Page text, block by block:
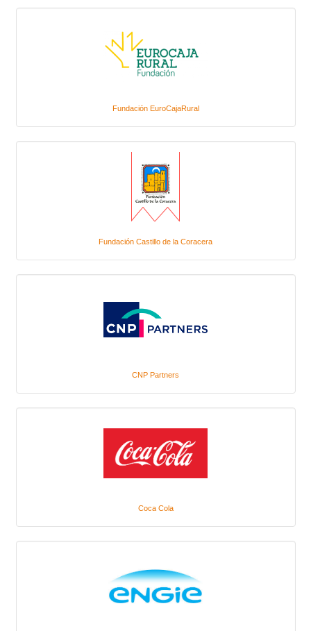
Fundación EuroCajaRural
Fundación Castillo de la Coracera
CNP Partners
Coca Cola